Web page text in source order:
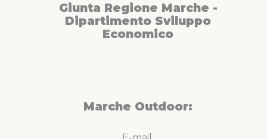
Giunta Regione Marche -
Dipartimento Sviluppo
Economico
Marche Outdoor: